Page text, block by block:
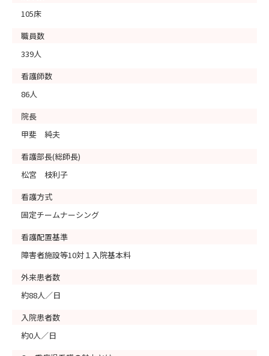
105床
職員数
339人
看護師数
86人
院長
甲斐 純夫
看護部長(総師長)
松宮 枝利子
看護方式
固定チームナーシング
看護配置基準
障害者施設等10対１入院基本料
外来患者数
約88人／日
入院患者数
約0人／日